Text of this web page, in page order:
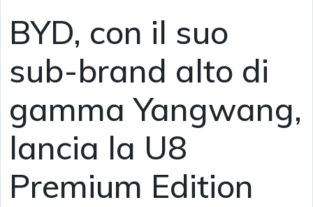
BYD, con il suo
sub-brand alto di
gamma Yangwang,
lancia la U8
Premium Edition